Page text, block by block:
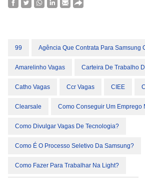
99 Agência Que Contrata Para Samsung
Amarelinho Vagas Carteira De Trabalho
Catho Vagas Ccr Vagas CIEE
Clearsale Como Conseguir Um Emprego
Como Divulgar Vagas De Tecnologia?
Como É O Processo Seletivo Da Samsung?
Como Fazer Para Trabalhar Na Light?